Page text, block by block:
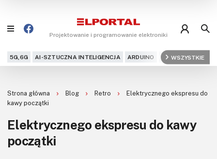
Projektowanie i programowanie elektroniki
5G,6G AI-SZTUCZNA INTELIGENCJA ARDUINO ARM AUDIO
WSZYSTKIE
Projekty
Kursy
DIY+
Strona główna Blog Retro
Elektrycznego ekspresu do
kawy początki
Elektrycznego ekspresu do kawy
początki